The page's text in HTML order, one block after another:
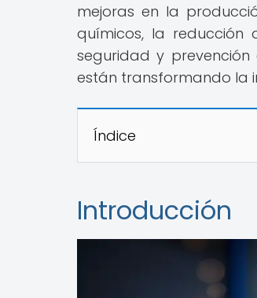
mejoras en la
químicos, la
seguridad y prevención
están transformando la
Índice
Introducción